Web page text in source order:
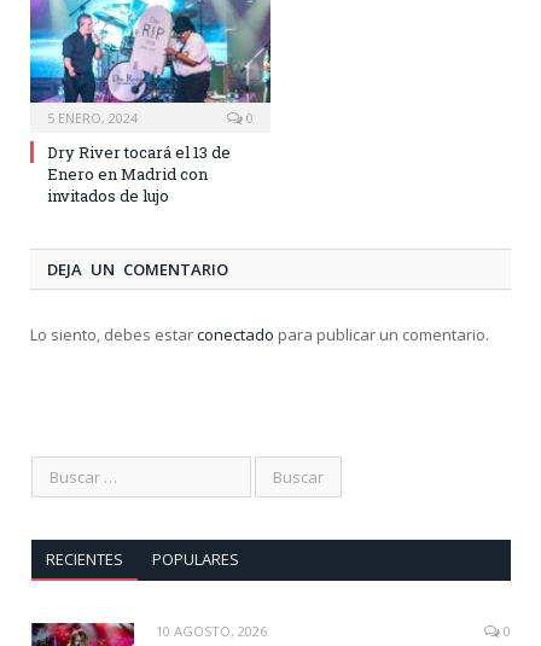
5 ENERO, 2024 0
Dry River tocará el 13 de
Enero en Madrid con
invitados de lujo
DEJA UN COMENTARIO
Lo siento, debes estarconectado para publicar un comentario.
RECIENTES POPULARES
10 AGOSTO, 2026 0